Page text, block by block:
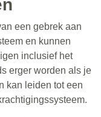
een gebrek aan
en kunnen
inclusief het
erger worden als je
kan leiden tot een